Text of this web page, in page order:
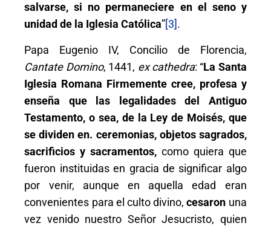
salvarse, si no permaneciere en el seno y
unidad de la Iglesia Católica”[3].
Papa Eugenio IV, Concilio de Florencia,
Cantate Domino, 1441, ex cathedra: “La Santa
Iglesia Romana Firmemente cree, profesa y
enseña que las legalidades del Antiguo
Testamento, o sea, de la Ley de Moisés, que
se dividen en. ceremonias, objetos sagrados,
sacrificios y sacramentos, como quiera que
fueron instituidas en gracia de significar algo
por venir, aunque en aquella edad eran
convenientes para el culto divino,cesaron una
vez venido nuestro Señor Jesucristo, quien